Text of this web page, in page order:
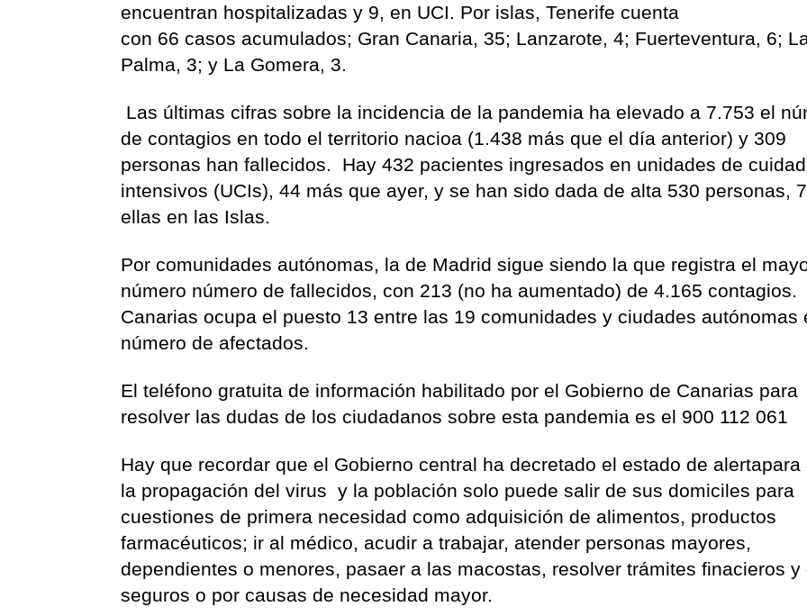
encuentran hospitalizadas y 9, en UCI. Por islas, Tenerife cuenta
con 66 casos acumulados; Gran Canaria, 35; Lanzarote, 4; Fuerteventura, 6;
Palma, 3; y La Gomera, 3.
Las últimas cifras sobre la incidencia de la pandemia ha elevado a 7.753 el
de contagios en todo el territorio nacioa (1.438 más que el día anterior) y 309
personas han fallecidos. Hay 432 pacientes ingresados en unidades de
intensivos (UCIs), 44 más que ayer, y se han sido dada de alta 530 personas,
ellas en las Islas.
Por comunidades autónomas, la de Madrid sigue siendo la que registra el
número número de fallecidos, con 213 (no ha aumentado) de 4.165 contagios.
Canarias ocupa el puesto 13 entre las 19 comunidades y ciudades autónomas
número de afectados.
El teléfono gratuita de información habilitado por el Gobierno de Canarias para
resolver las dudas de los ciudadanos sobre esta pandemia es el 900 112 061
Hay que recordar que el Gobierno central ha decretado el estado de alertapara
la propagación del virus y la población solo puede salir de sus domiciles para
cuestiones de primera necesidad como adquisición de alimentos, productos
farmacéuticos; ir al médico, acudir a trabajar, atender personas mayores,
dependientes o menores, pasaer a las macostas, resolver trámites finacieros y
seguros o por causas de necesidad mayor.